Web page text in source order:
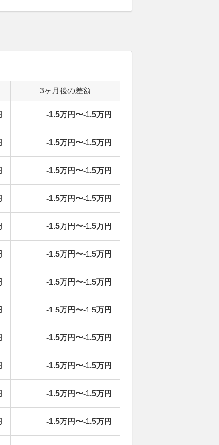
3ヶ月後の差額
-1.5万円〜-1.5万円
-1.5万円〜-1.5万円
-1.5万円〜-1.5万円
-1.5万円〜-1.5万円
-1.5万円〜-1.5万円
-1.5万円〜-1.5万円
-1.5万円〜-1.5万円
-1.5万円〜-1.5万円
-1.5万円〜-1.5万円
-1.5万円〜-1.5万円
-1.5万円〜-1.5万円
-1.5万円〜-1.5万円